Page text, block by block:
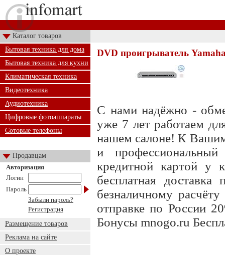
Каталог товаров
Бытовая техника для дома
Бытовая техника для кухни
Климатическая техника
Видеотехника
Аудиотехника
Цифровые фотоаппараты
Сотовые телефоны
Продавцам
Авторизация
Логин
Пароль
Забыли пароль?
Регистрация
Размещение товаров
Реклама на сайте
О проекте
DVD проигрыватель
С нами надёжно -
уже 7 лет работаем
нашем салоне! К Вашим
и
кредитной картой у
бесплатная
безналичному
отправке по России
Бонусы mnogo.ru